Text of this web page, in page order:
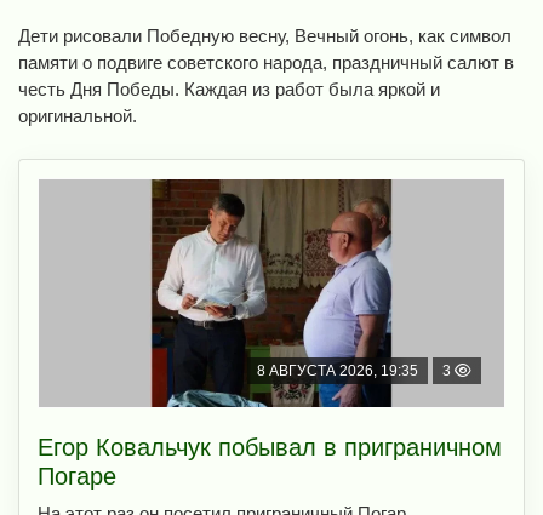
Дети рисовали Победную весну, Вечный огонь, как символ
памяти о подвиге советского народа, праздничный салют в
честь Дня Победы. Каждая из работ была яркой и
оригинальной.
8 АВГУСТА 2026, 19:35 3
Егор Ковальчук побывал в приграничном
Погаре